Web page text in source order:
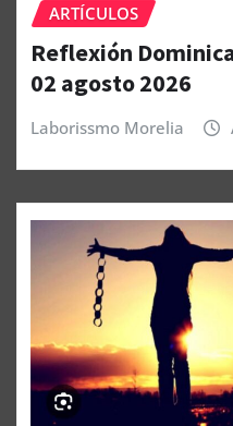
ARTÍCULOS
Reflexión
02 agosto 2026
Laborissmo Morelia